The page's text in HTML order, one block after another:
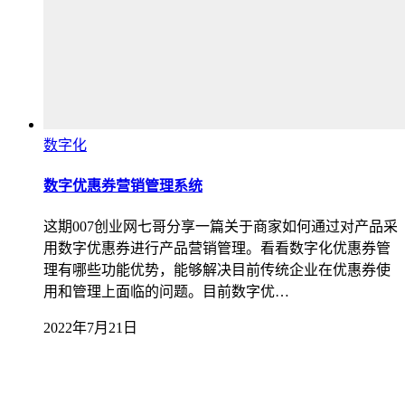
数字化
数字优惠券营销管理系统
这期007创业网七哥分享一篇关于商家如何通过对产品采
用数字优惠券进行产品营销管理。看看数字化优惠券管
理有哪些功能优势，能够解决目前传统企业在优惠券使
用和管理上面临的问题。目前数字优…
2022年7月21日